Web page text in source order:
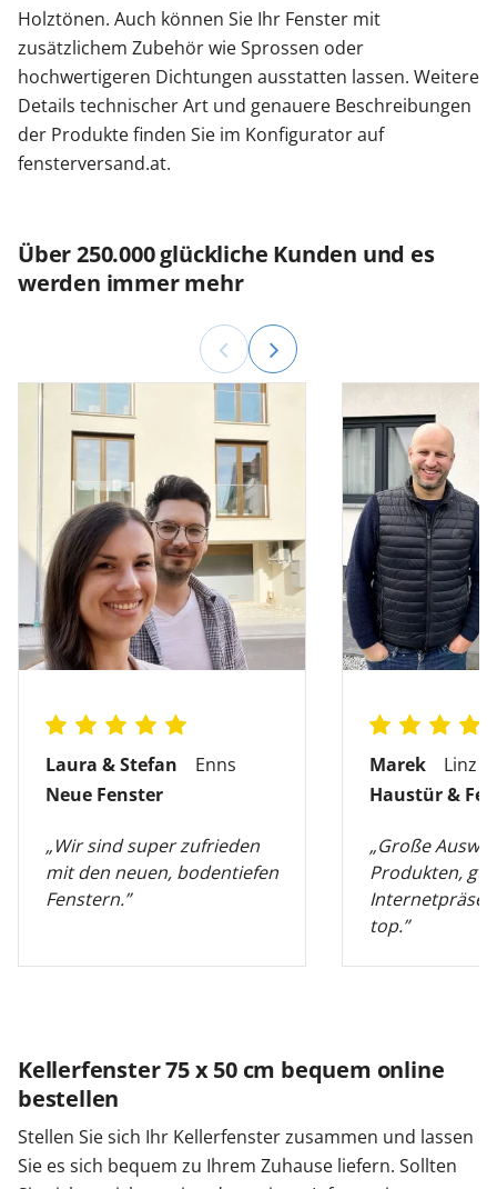
Holztönen. Auch können Sie Ihr Fenster mit
zusätzlichem Zubehör wie Sprossen oder
hochwertigeren Dichtungen ausstatten lassen. Weitere
Details technischer Art und genauere Beschreibungen
der Produkte finden Sie im Konfigurator auf
fensterversand.at.
Über 250.000 glückliche Kunden und es
werden immer mehr
Laura & Stefan
Enns
Neue Fenster
„Wir sind super zufrieden
mit den neuen, bodentiefen
Fenstern.”
Marek
Linz
Haustür &
„Große
Produkten,
top.”
Kellerfenster 75 x 50 cm bequem online
bestellen
Stellen Sie sich Ihr Kellerfenster zusammen und lassen
Sie es sich bequem zu Ihrem Zuhause liefern. Sollten